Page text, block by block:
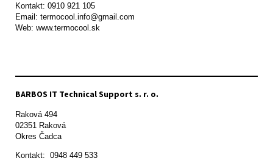
Kontakt: 0910 921 105
Email: termocool.info@gmail.com
Web: www.termocool.sk
BARBOS IT Technical Support s. r. o.
Raková 494
02351 Raková
Okres Čadca
Kontakt:  0948 449 533